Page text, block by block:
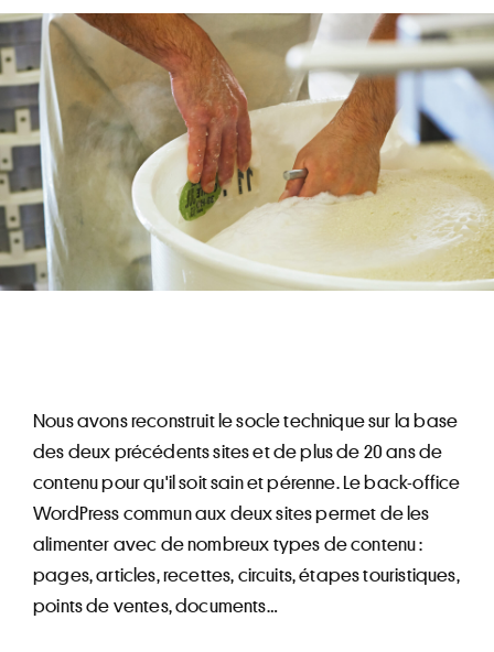
Nous avons reconstruit le socle technique sur la base
des deux précédents sites et de plus de 20 ans de
contenu pour qu'il soit sain et pérenne. Le back-office
WordPress commun aux deux sites permet de les
alimenter avec de nombreux types de contenu :
pages, articles, recettes, circuits, étapes touristiques,
points de ventes, documents…